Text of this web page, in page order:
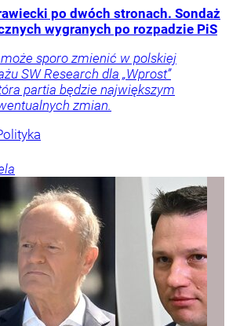
po dwóch stronach. Sondaż
wygranych po rozpadzie PiS
może sporo zmienić w polskiej
SW Research dla „Wprost”
partia będzie największym
zmian.